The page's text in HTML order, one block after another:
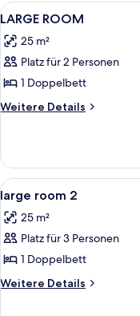
Alle
Fotos
für
LARGE
ROOM
anzeigen
2
LARGE ROOM
25 m²
Platz für 2 Personen
1 Doppelbett
Weitere Details
Weitere
ROOM
Alle
Fotos
für
large
room
2
2
large room 2
25 m²
Platz für 3 Personen
1 Doppelbett
Weitere Details
Weitere